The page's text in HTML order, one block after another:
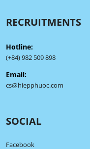
RECRUITMENTS
Hotline:
(+84) 982 509 898
Email:
cs@hiepphuoc.com
SOCIAL
Facebook